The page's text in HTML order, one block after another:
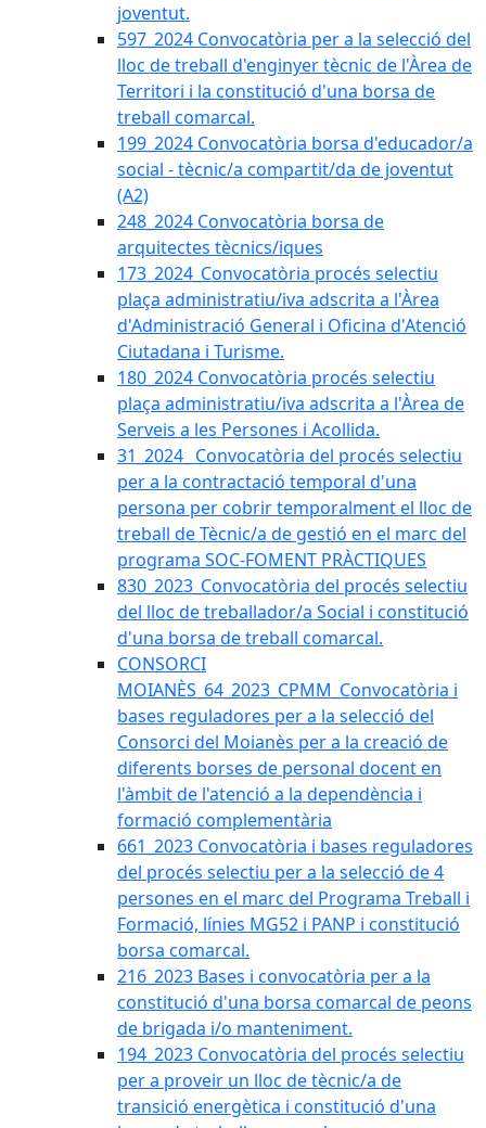
joventut.
597_2024 Convocatòria per a la selecció del
lloc de treball d'enginyer tècnic de l'Àrea de
Territori i la constitució d'una borsa de
treball comarcal.
199_2024 Convocatòria borsa d'educador/a
social - tècnic/a compartit/da de joventut
(A2)
248_2024 Convocatòria borsa de
arquitectes tècnics/iques
173_2024_Convocatòria procés selectiu
plaça administratiu/iva adscrita a l'Àrea
d'Administració General i Oficina d'Atenció
Ciutadana i Turisme.
180_2024 Convocatòria procés selectiu
plaça administratiu/iva adscrita a l'Àrea de
Serveis a les Persones i Acollida.
31_2024_ Convocatòria del procés selectiu
per a la contractació temporal d'una
persona per cobrir temporalment el lloc de
treball de Tècnic/a de gestió en el marc del
programa SOC-FOMENT PRÀCTIQUES
830_2023_Convocatòria del procés selectiu
del lloc de treballador/a Social i constitució
d'una borsa de treball comarcal.
CONSORCI
MOIANÈS_64_2023_CPMM_Convocatòria i
bases reguladores per a la selecció del
Consorci del Moianès per a la creació de
diferents borses de personal docent en
l'àmbit de l'atenció a la dependència i
formació complementària
661_2023 Convocatòria i bases reguladores
del procés selectiu per a la selecció de 4
persones en el marc del Programa Treball i
Formació, línies MG52 i PANP i constitució
borsa comarcal.
216_2023 Bases i convocatòria per a la
constitució d'una borsa comarcal de peons
de brigada i/o manteniment.
194_2023 Convocatòria del procés selectiu
per a proveir un lloc de tècnic/a de
transició energètica i constitució d'una